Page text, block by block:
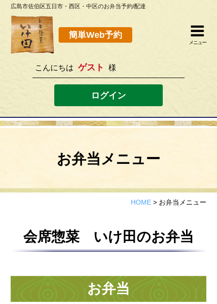
閉じる
082-923-8298
[営業時間]10：30~19：00 [定休日]水曜
このサイトの使い方
店舗案内
サイトマップ
広島市佐伯区五日市・西区・中区のお弁当予約/配達
簡単Web予約
メニュー
こんにちは ゲスト 様
ログイン
お弁当メニュー
HOME> お弁当メニュー
会席惣菜 いけ田のお弁当
お弁当